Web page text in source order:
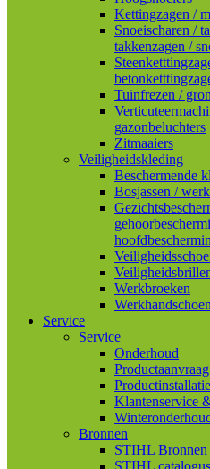
Kettingzagen /
Snoeischaren /
takkenzagen /
Tuinfrezen /
gazonbeluchters
Zitmaaiers
Veiligheidskleding
Beschermende
Bosjassen /
Werkbroeken
Service
Service
Onderhoud
Productaanvraag
Productinstallatie
Klantenservice
Bronnen
STIHL Bronnen
STIHL catalogus